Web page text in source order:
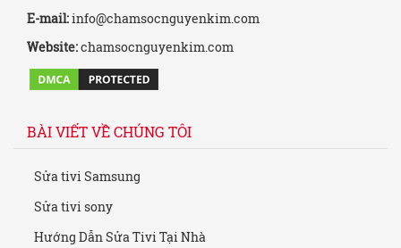
E-mail:info@chamsocnguyenkim.com
Website:chamsocnguyenkim.com
BÀI VIẾT VỀ CHÚNG TÔI
Sửa tivi Samsung
Sửa tivi sony
Hướng Dẫn Sửa Tivi Tại Nhà